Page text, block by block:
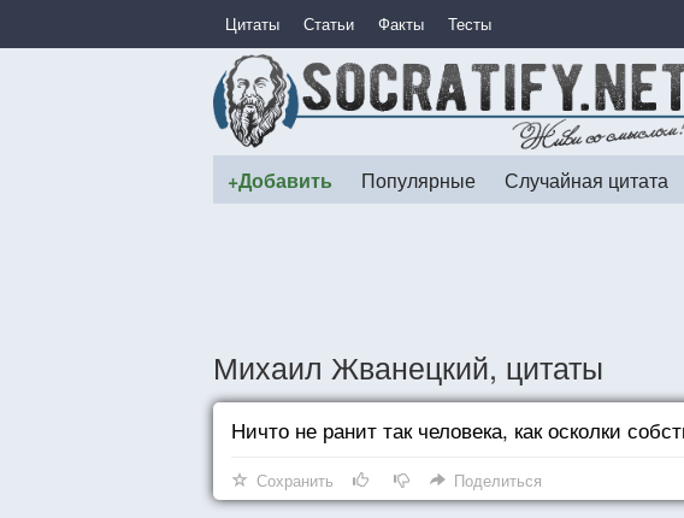
Цитаты Статьи Факты Тесты
+Добавить Популярные Случайная цитата
Михаил Жванецкий, цитаты
Ничто не ранит так человека, как осколки
Сохранить Поделиться